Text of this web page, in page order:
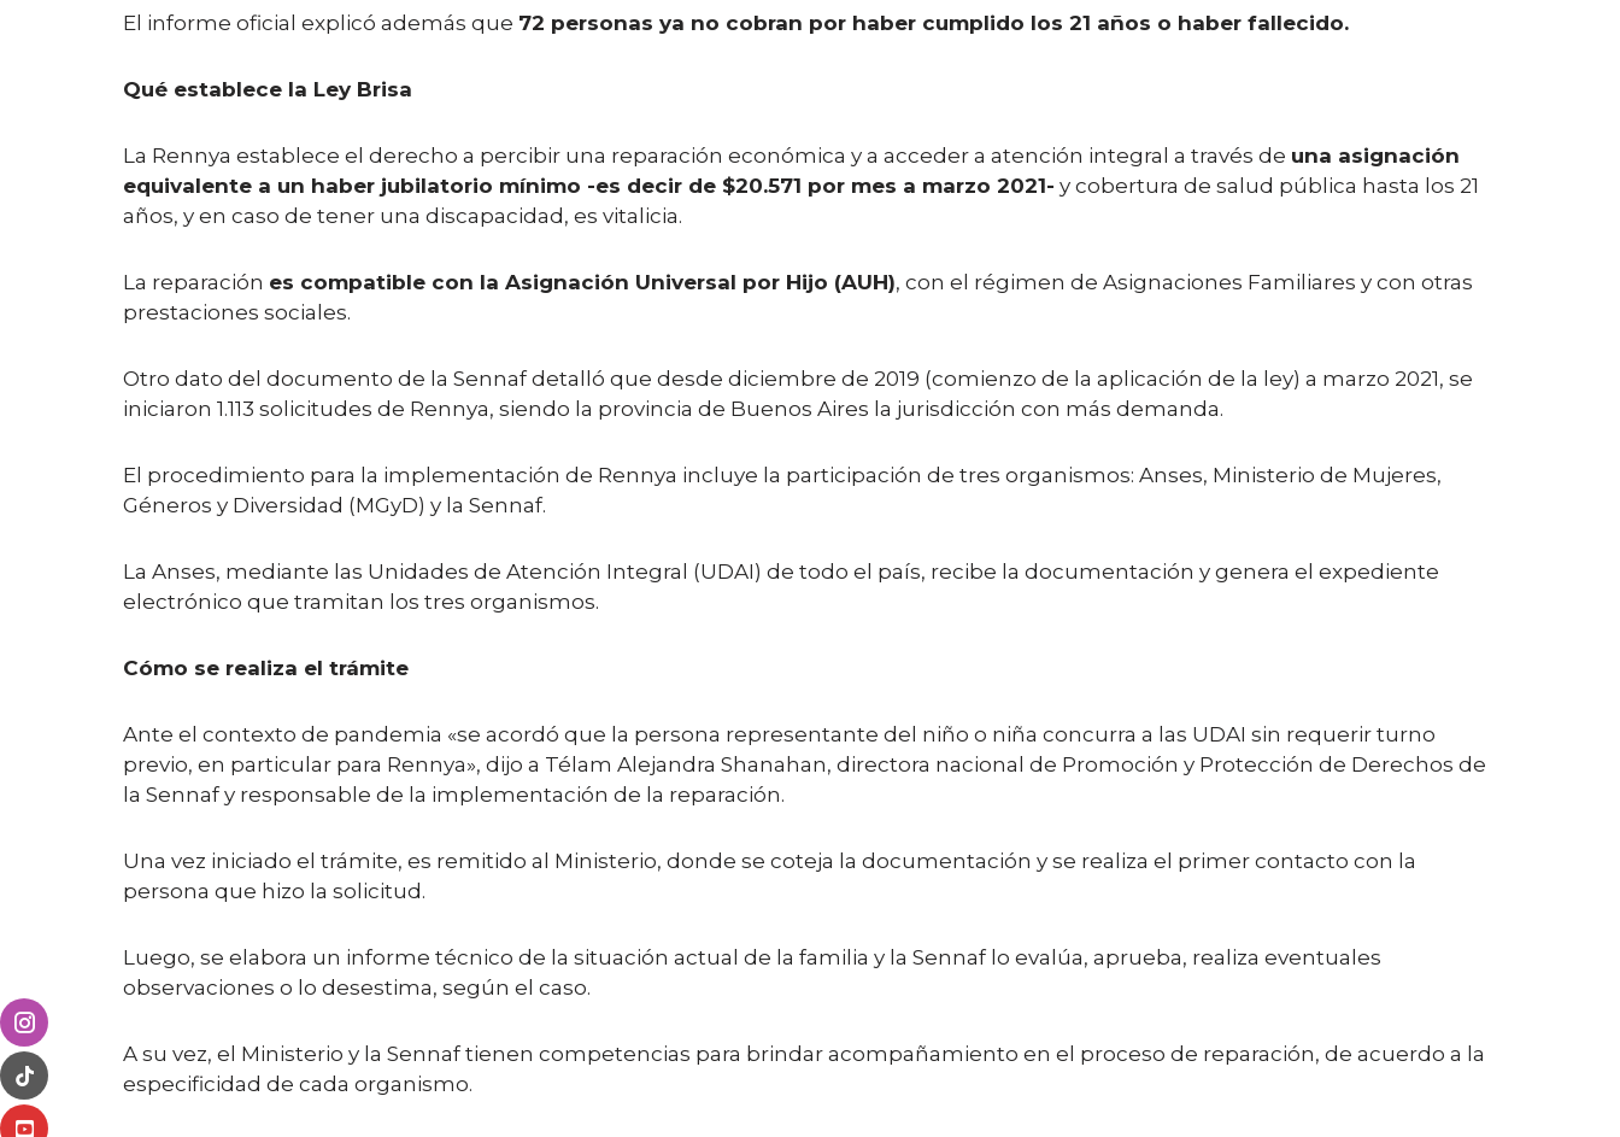
El informe oficial explicó además que 72 personas ya no cobran por haber cumplido los 21 años o haber fallecido.
Qué establece la Ley Brisa
La Rennya establece el derecho a percibir una reparación económica y a acceder a atención integral a través de una asignación
equivalente a un haber jubilatorio mínimo -es decir de $20.571 por mes a marzo 2021- y cobertura de salud pública hasta los 21
años, y en caso de tener una discapacidad, es vitalicia.
La reparación es compatible con la Asignación Universal por Hijo (AUH), con el régimen de Asignaciones Familiares y con otras
prestaciones sociales.
Otro dato del documento de la Sennaf detalló que desde diciembre de 2019 (comienzo de la aplicación de la ley) a marzo 2021, se
iniciaron 1.113 solicitudes de Rennya, siendo la provincia de Buenos Aires la jurisdicción con más demanda.
El procedimiento para la implementación de Rennya incluye la participación de tres organismos: Anses, Ministerio de Mujeres,
Géneros y Diversidad (MGyD) y la Sennaf.
La Anses, mediante las Unidades de Atención Integral (UDAI) de todo el país, recibe la documentación y genera el expediente
electrónico que tramitan los tres organismos.
Cómo se realiza el trámite
Ante el contexto de pandemia «se acordó que la persona representante del niño o niña concurra a las UDAI sin requerir turno
previo, en particular para Rennya», dijo a Télam Alejandra Shanahan, directora nacional de Promoción y Protección de Derechos de
la Sennaf y responsable de la implementación de la reparación.
Una vez iniciado el trámite, es remitido al Ministerio, donde se coteja la documentación y se realiza el primer contacto con la
persona que hizo la solicitud.
Luego, se elabora un informe técnico de la situación actual de la familia y la Sennaf lo evalúa, aprueba, realiza eventuales
observaciones o lo desestima, según el caso.
A su vez, el Ministerio y la Sennaf tienen competencias para brindar acompañamiento en el proceso de reparación, de acuerdo a la
especificidad de cada organismo.